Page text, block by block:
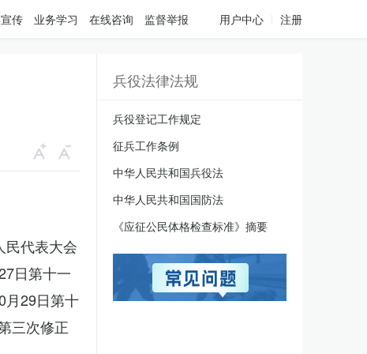
传 业务学习 在线咨询 监督举报 用户中心 注册
民代表大会
日第十一
月29日第十
三次修正
兵役法律法规
兵役登记工作规定
征兵工作条例
中华人民共和国兵役法
中华人民共和国国防法
《应征公民体格检查标准》摘要